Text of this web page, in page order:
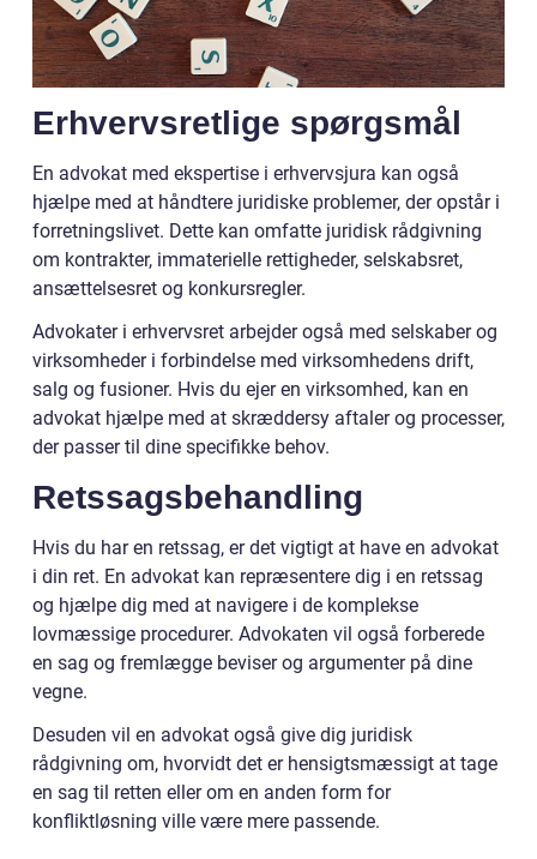
Erhvervsretlige spørgsmål
En advokat med ekspertise i erhvervsjura kan også
hjælpe med at håndtere juridiske problemer, der opstår i
forretningslivet. Dette kan omfatte juridisk rådgivning
om kontrakter, immaterielle rettigheder, selskabsret,
ansættelsesret og konkursregler.
Advokater i erhvervsret arbejder også med selskaber og
virksomheder i forbindelse med virksomhedens drift,
salg og fusioner. Hvis du ejer en virksomhed, kan en
advokat hjælpe med at skræddersy aftaler og processer,
der passer til dine specifikke behov.
Retssagsbehandling
Hvis du har en retssag, er det vigtigt at have en advokat
i din ret. En advokat kan repræsentere dig i en retssag
og hjælpe dig med at navigere i de komplekse
lovmæssige procedurer. Advokaten vil også forberede
en sag og fremlægge beviser og argumenter på dine
vegne.
Desuden vil en advokat også give dig juridisk
rådgivning om, hvorvidt det er hensigtsmæssigt at tage
en sag til retten eller om en anden form for
konfliktløsning ville være mere passende.